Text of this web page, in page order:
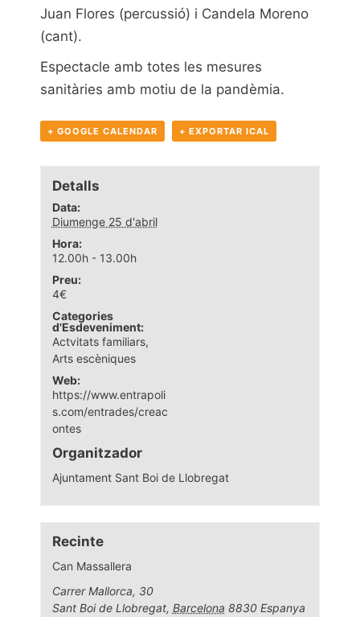
Juan Flores (percussió) i Candela Moreno
(cant).
Espectacle amb totes les mesures
sanitàries amb motiu de la pandèmia.
+ GOOGLE CALENDAR + EXPORTAR ICAL
Detalls
Data:
Diumenge 25 d'abril
Hora:
12.00h - 13.00h
Preu:
4€
Categories
d'Esdeveniment:
Actvitats familiars,
Arts escèniques
Web:
https://www.entrapoli
s.com/entrades/creac
ontes
Organitzador
Ajuntament Sant Boi de Llobregat
Recinte
Can Massallera
Carrer Mallorca, 30
Sant Boi de Llobregat, Barcelona 8830 Espanya